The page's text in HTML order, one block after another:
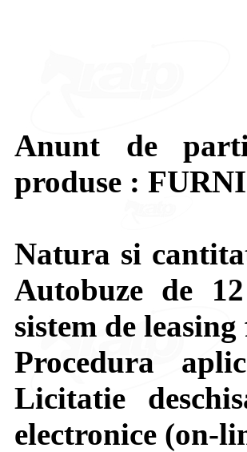
Anunt de
produse :
Natura si
Autobuze de
sistem de
Procedura
Licitatie
electronice (on-